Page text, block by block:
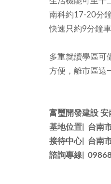
南科約17-20分
快速只約9分鐘車
多重就讀學區可
方便，離市區遠
富璽開發建設
基地位置| 台南
接待中心| 台南
諮詢專線|